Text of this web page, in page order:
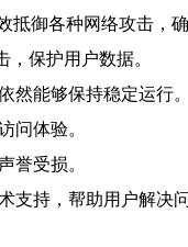
御各种网络攻击，
保护用户数据。
然能够保持稳定运行。
问体验。
誉受损。
支持，帮助用户解决问